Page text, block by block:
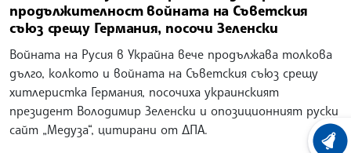
продължителност войната на Съветския
съюз срещу Германия, посочи Зеленски
Войната на Русия в Украйна вече продължава толкова
дълго, колкото и войната на Съветския съюз срещу
хитлеристка Германия, посочиха украинският
президент Володимир Зеленски и опозиционният руски
сайт „Медуза“, цитирани от ДПА.